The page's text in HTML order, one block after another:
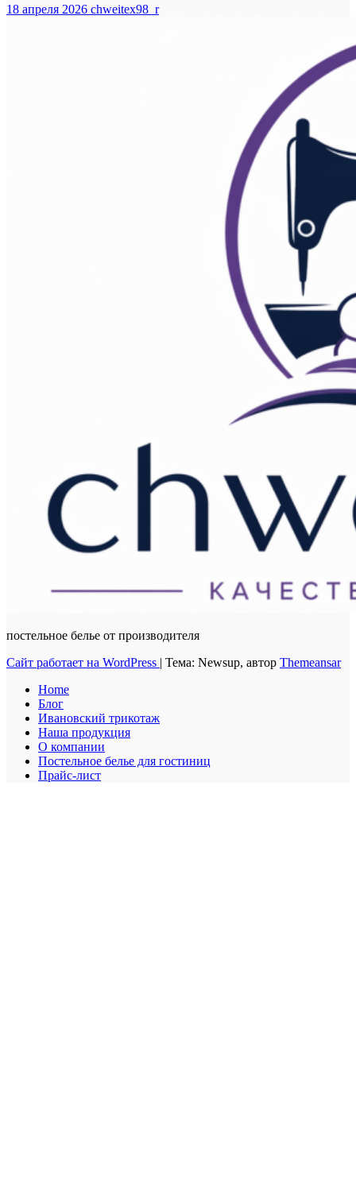
18 апреля 2026 chweitex98_r
постельное белье от производителя
Сайт работает на WordPress | Тема: Newsup, автор Themeansar
Home
Блог
Ивановский трикотаж
Наша продукция
О компании
Постельное белье для гостиниц
Прайс-лист